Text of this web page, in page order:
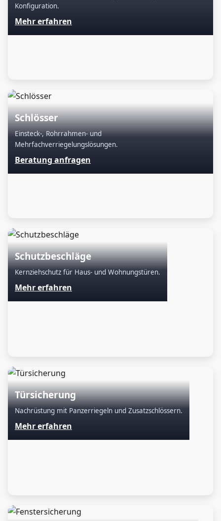
Konfiguration.
Mehr erfahren
Schlösser
Einsteck-, Rohrrahmen- und
Mehrfachverriegelungslösungen.
Beratung anfragen
Schutzbeschläge
Kernziehschutz für Haus- und Wohnungstüren.
Mehr erfahren
Türsicherung
Nachrüstung mit Panzerriegeln und Zusatzschlössern.
Mehr erfahren